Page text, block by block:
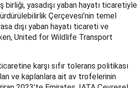
yasadışı yaban hayatı ticaretiyle
Çerçevesi’nin temel
dışı yaban hayatı ticareti ve
United for Wildlife Transport
karşı sıfır tolerans politikası
ve kaplanlara ait av trofelerinin